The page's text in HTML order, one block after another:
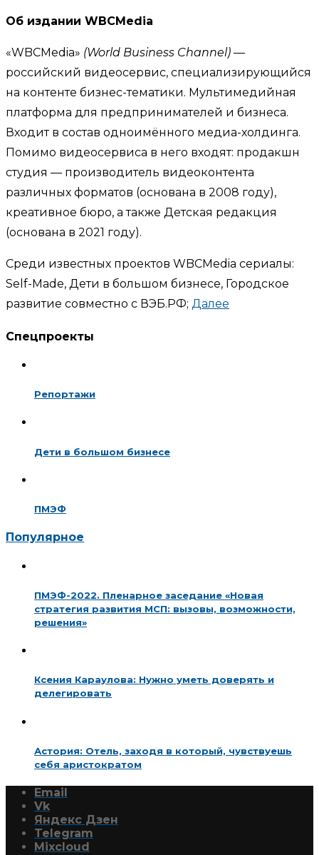
Об издании WBCMedia
«WBCMedia» (World Business Channel) —
российский видеосервис, специализирующийся
на контенте бизнес-тематики. Мультимедийная
платформа для предпринимателей и бизнеса.
Входит в состав одноимённого медиа-холдинга.
Помимо видеосервиса в него входят: продакшн
студия — производитель видеоконтента
различных форматов (основана в 2008 году),
креативное бюро, а также Детская редакция
(основана в 2021 году).
Среди известных проектов WBCMedia сериалы:
Self-Made, Дети в большом бизнесе, Городское
развитие совместно с ВЭБ.РФ; Далее
Спецпроекты
Репортажи
Дети в большом бизнесе
ПМЭФ
Популярное
ПМЭФ-2022. Пленарное заседание «Новая
стратегия развития МСП: вызовы, возможности,
решения»
Ксения Караулова: Нужно уметь доверять и
делегировать
Астория: Отель, заходя в который, чувствуешь
себя аристократом
Email
Vk
Яндекс Дзен
Telegram
Mixcloud